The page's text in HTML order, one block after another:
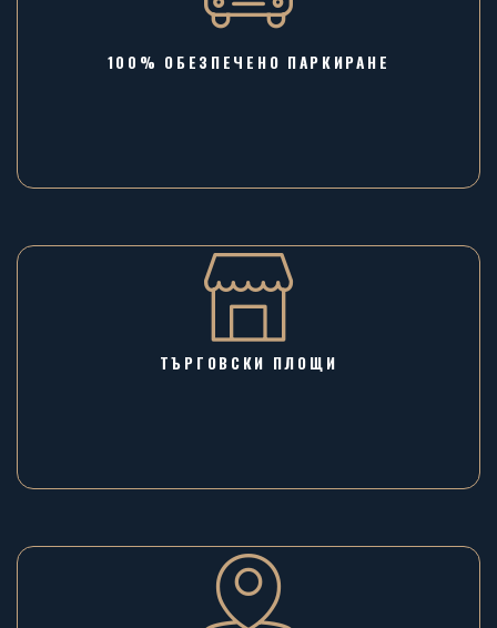
100% ОБЕЗПЕЧЕНО ПАРКИРАНЕ
ТЪРГОВСКИ ПЛОЩИ